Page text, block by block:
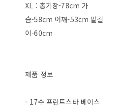
XL : 총기장-78cm 가
슴-58cm 어깨-53cm 팔길
이-60cm
제품 정보
- 17수 프린트스타 베이스